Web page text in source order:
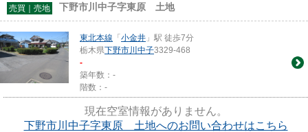
売買｜売地 下野市川中子字東原 土地
東北本線 「小金井 」駅 徒歩7分
栃木県下野市川中子3329-468
-
築年数：-
階数：-
現在空室情報がありません。
下野市川中子字東原 土地へのお問い合わせはこちら